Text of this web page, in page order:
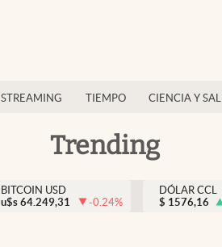
STREAMING TIEMPO CIENCIA Y
Trending
BITCOIN USD
u$s 64.249,31 -0.24%
DÓLAR CCL
$ 1576,16